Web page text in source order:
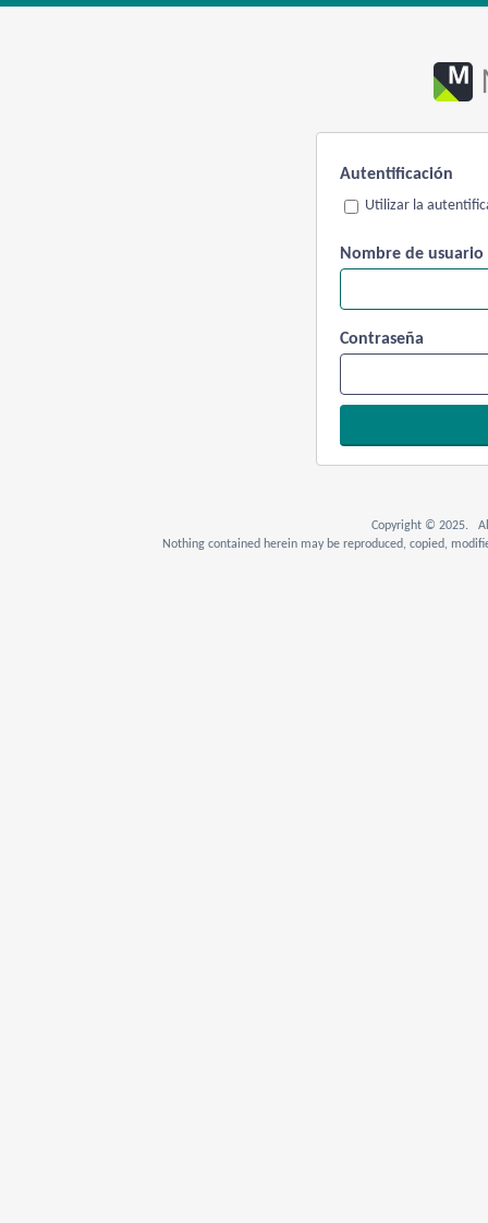
Autentificación
Utilizar la
Nombre de usuario
Contraseña
Copyright © 2025. All
Nothing contained herein may be reproduced, copied,